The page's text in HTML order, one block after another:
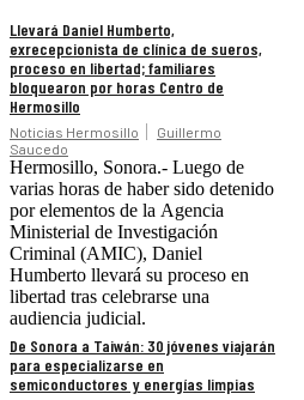
Llevará Daniel Humberto,
exrecepcionista de clínica de sueros,
proceso en libertad; familiares
bloquearon por horas Centro de
Hermosillo
Noticias Hermosillo
Guillermo
Saucedo
Hermosillo, Sonora.- Luego de
varias horas de haber sido detenido
por elementos de la Agencia
Ministerial de Investigación
Criminal (AMIC), Daniel
Humberto llevará su proceso en
libertad tras celebrarse una
audiencia judicial.
De Sonora a Taiwán: 30 jóvenes viajarán
para especializarse en
semiconductores y energías limpias